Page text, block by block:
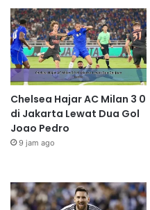
Chelsea Hajar AC Milan 3 0
di Jakarta Lewat Dua Gol
Joao Pedro
9 jam ago